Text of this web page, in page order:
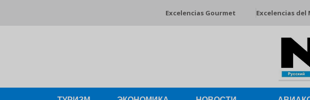
Excelencias Gourmet Excelencias